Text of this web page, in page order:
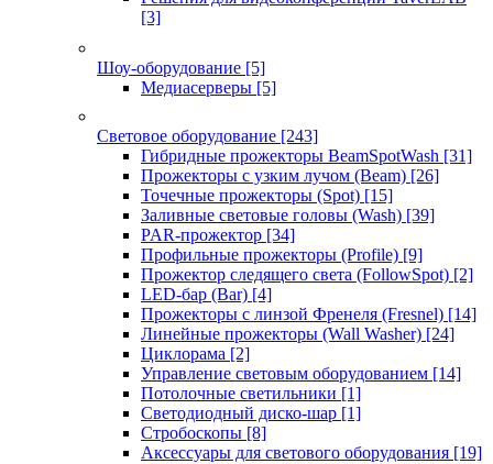
[3]
Шоу-оборудование [5]
Медиасерверы [5]
Световое оборудование [243]
Гибридные прожекторы BeamSpotWash [31]
Прожекторы с узким лучом (Beam) [26]
Точечные прожекторы (Spot) [15]
Заливные световые головы (Wash) [39]
PAR-прожектор [34]
Профильные прожекторы (Profile) [9]
Прожектор следящего света (FollowSpot) [2]
LED-бар (Bar) [4]
Прожекторы с линзой Френеля (Fresnel) [14]
Линейные прожекторы (Wall Washer) [24]
Циклорама [2]
Управление световым оборудованием [14]
Потолочные светильники [1]
Светодиодный диско-шар [1]
Стробоскопы [8]
Аксессуары для светового оборудования [19]